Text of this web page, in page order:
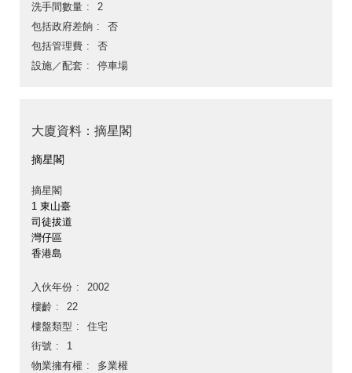
洗手間數量
2
包括政府差餉
否
包括管理費
否
設施／配套
停車場
大廈資料：摘星閣
摘星閣
摘星閣
1 東山臺
司徒拔道
灣仔區
香港島
入伙年份
2002
樓齡
22
樓盤類型
住宅
街號
1
物業擁有權
多業權